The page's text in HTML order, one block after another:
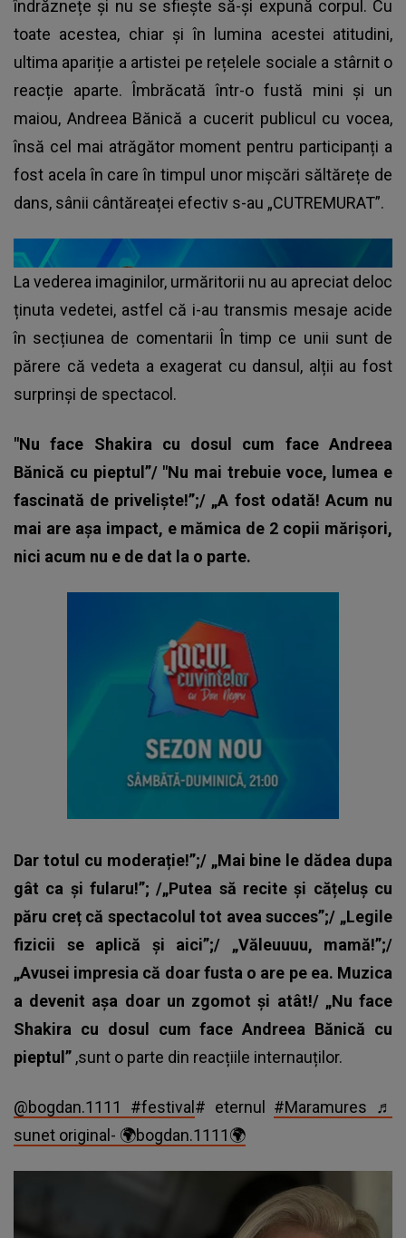
îndrăznețe și nu se sfiește să-și expună corpul. Cu
toate acestea, chiar și în lumina acestei atitudini,
ultima apariție a artistei pe rețelele sociale a stârnit o
reacție aparte. Îmbrăcată într-o fustă mini și un
maiou, Andreea Bănică a cucerit publicul cu vocea,
însă cel mai atrăgător moment pentru participanți a
fost acela în care în timpul unor mișcări săltărețe de
dans, sânii cântăreaței efectiv s-au „CUTREMURAT”.
La vederea imaginilor, urmăritorii nu au apreciat deloc
ținuta vedetei, astfel că i-au transmis mesaje acide
în secțiunea de comentarii În timp ce unii sunt de
părere că vedeta a exagerat cu dansul, alții au fost
surprinși de spectacol.
"Nu face Shakira cu dosul cum face Andreea
Bănică cu pieptul”/ "Nu mai trebuie voce, lumea e
fascinată de priveliște!”;/ „A fost odată! Acum nu
mai are așa impact, e mămica de 2 copii mărișori,
nici acum nu e de dat la o parte.
Dar totul cu moderație!”;/ „Mai bine le dădea dupa
gât ca și fularu!”; /„Putea să recite și cățeluș cu
păru creț că spectacolul tot avea succes”;/ „Legile
fizicii se aplică și aici”;/ „Văleuuuu, mamă!”;/
„Avusei impresia că doar fusta o are pe ea. Muzica
a devenit așa doar un zgomot și atât!/ „Nu face
Shakira cu dosul cum face Andreea Bănică cu
pieptul” ,sunt o parte din reacțiile internauților.
@bogdan.1111 #festival# eternul #Maramures ♬
sunet original- 🌍bogdan.1111🌍